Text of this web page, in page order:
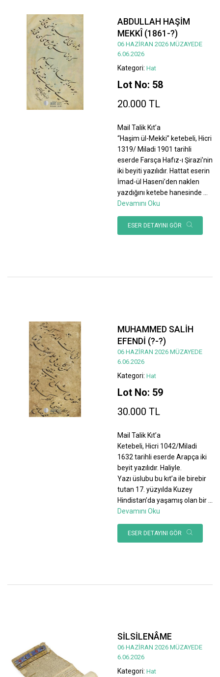
ABDULLAH HAŞİM
MEKKÎ (1861-?)
06 HAZİRAN 2026 MÜZAYEDE
6.06.2026
Kategori: Hat
Lot No: 58
20.000 TL
Mail Talik Kıt’a
“Haşim ül-Mekki” ketebeli, Hicri
1319/ Miladi 1901 tarihli
eserde Farsça Hafız-ı Şirazi’nin
iki beyiti yazılıdır. Hattat eserin
İmad-ül Haseni’den naklen
yazdığını ketebe hanesinde
Devamını Oku
ESER DETAYINI GÖR
MUHAMMED SALİH
EFENDİ (?-?)
06 HAZİRAN 2026 MÜZAYEDE
6.06.2026
Kategori: Hat
Lot No: 59
30.000 TL
Mail Talik Kıt’a
Ketebeli, Hicri 1042/Miladi
1632 tarihli eserde Arapça iki
beyit yazılıdır. Haliyle.
Yazı üslubu bu kıt’a ile birebir
tutan 17. yüzyılda Kuzey
Hindistan’da yaşamış olan bir
Devamını Oku
ESER DETAYINI GÖR
SİLSİLENÂME
06 HAZİRAN 2026 MÜZAYEDE
6.06.2026
Kategori: Hat